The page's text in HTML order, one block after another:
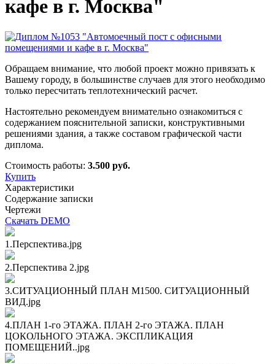
кафе в г. Москва"
Обращаем внимание, что любой проект можно привязать к
Вашему городу, в большинстве случаев для этого необходимо
только пересчитать теплотехнический расчет.
Настоятельно рекомендуем внимательно ознакомиться с
содержанием пояснительной записки, конструктивными
решениями здания, а также составом графической части
диплома.
Стоимость работы: 3.500 руб.
Купить
Характеристики
Содержание записки
Чертежи
Скачать DEMO
1.Перспектива.jpg
2.Перспектива 2.jpg
3.СИТУАЦИОННЫЙ ПЛАН М1500. СИТУАЦИОННЫЙ
ВИД.jpg
4.ПЛАН 1-го ЭТАЖА. ПЛАН 2-го ЭТАЖА. ПЛАН
ЦОКОЛЬНОГО ЭТАЖА. ЭКСПЛИКАЦИЯ
ПОМЕЩЕНИЙ..jpg